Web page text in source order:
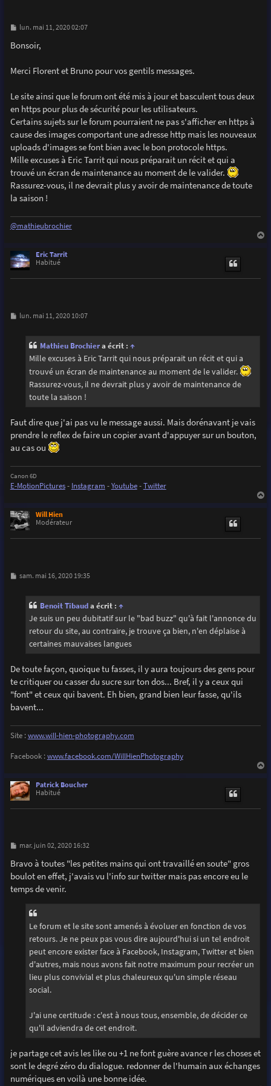
M
s
s
e
lun. mai 11, 2020 02:07
Bonsoir,
Merci Florent et Bruno pour vos gentils messages.
Le site ainsi que le forum ont été mis à jour et basculent tous deux
en https pour plus de sécurité pour les utilisateurs.
Certains sujets sur le forum pourraient ne pas s'afficher en https à
cause des images comportant une adresse http mais les nouveaux
uploads d'images se font bien avec le bon protocole https.
Mille excuses à Eric Tarrit qui nous préparait un récit et qui a
trouvé un écran de maintenance au moment de le valider.
Rassurez-vous, il ne devrait plus y avoir de maintenance de toute
la saison !
@mathieubrochier
Eric Tarrit
Habitué
Mlun. mai 11, 2020 10:07
Mathieu Brochiera écrit : ↑
Mille excuses à Eric Tarrit qui nous préparait un récit et qui a
trouvé un écran de maintenance au moment de le valider.
Rassurez-vous, il ne devrait plus y avoir de maintenance de
toute la saison !
Faut dire que j'ai pas vu le message aussi. Mais dorénavant je vais
prendre le reflex de faire un copier avant d'appuyer sur un bouton,
au cas ou
Canon 6D
E-MotionPictures- Instagram -Youtube-Twitter
Will Hien
Modérateur
M
sam. mai 16, 2020 19:35
Benoit Tibauda écrit : ↑
Je suis un peu dubitatif sur le "bad buzz" qu'à fait l'annonce du
retour du site, au contraire, je trouve ça bien, n'en déplaise à
certaines mauvaises langues
De toute façon, quoique tu fasses, il y aura toujours des gens pour
te critiquer ou casser du sucre sur ton dos... Bref, il y a ceux qui
"font" et ceux qui bavent. Eh bien, grand bien leur fasse, qu'ils
bavent...
Site :www.will-hien-photography.com
Facebook :www.facebook.com/WillHienPhotography
Patrick Boucher
Habitué
M
s
s
a
e
mar. juin 02, 2020 16:32
Bravo à toutes "les petites mains qui ont travaillé en soute" gros
boulot en effet, j'avais vu l'info sur twitter mais pas encore eu le
temps de venir.
Le forum et le site sont amenés à évoluer en fonction de vos
retours. Je ne peux pas vous dire aujourd'hui si un tel endroit
peut encore exister face à Facebook, Instagram, Twitter et bien
d'autres, mais nous avons fait notre maximum pour recréer un
lieu plus convivial et plus chaleureux qu'un simple réseau
social.
J'ai une certitude : c'est à nous tous, ensemble, de décider ce
qu'il adviendra de cet endroit.
je partage cet avis les like ou +1 ne font guère avance r les choses et
sont le degré zéro du dialogue. redonner de l'humain aux échanges
numériques en voilà une bonne idée.